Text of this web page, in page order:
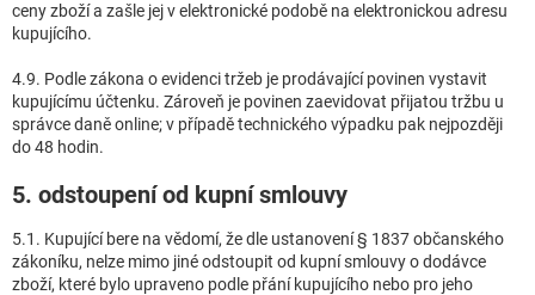
ceny zboží a zašle jej v elektronické podobě na elektronickou adresu
kupujícího.
4.9. Podle zákona o evidenci tržeb je prodávající povinen vystavit
kupujícímu účtenku. Zároveň je povinen zaevidovat přijatou tržbu u
správce daně online; v případě technického výpadku pak nejpozději
do 48 hodin.
5. odstoupení od kupní smlouvy
5.1. Kupující bere na vědomí, že dle ustanovení § 1837 občanského
zákoníku, nelze mimo jiné odstoupit od kupní smlouvy o dodávce
zboží, které bylo upraveno podle přání kupujícího nebo pro jeho